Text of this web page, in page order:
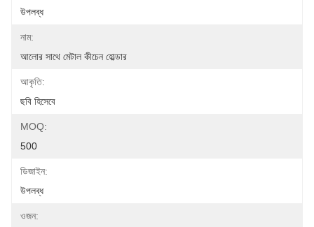
উপলব্ধ
নাম:
আলোর সাথে মেটাল কীচেন হোল্ডার
আকৃতি:
ছবি হিসেবে
MOQ:
500
ডিজাইন:
উপলব্ধ
ওজন: